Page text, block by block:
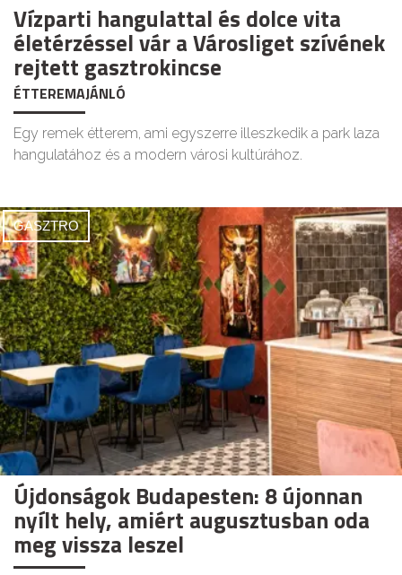
Vízparti hangulattal és dolce vita
életérzéssel vár a Városliget szívének
rejtett gasztrokincse
ÉTTEREMAJÁNLÓ
Egy remek étterem, ami egyszerre illeszkedik a park laza
hangulatához és a modern városi kultúrához.
GASZTRO
Újdonságok Budapesten: 8 újonnan
nyílt hely, amiért augusztusban oda
meg vissza leszel